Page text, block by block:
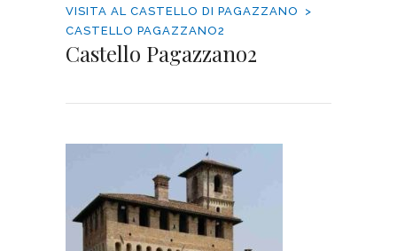
VISITA AL CASTELLO DI PAGAZZANO
CASTELLO PAGAZZANO2
Castello Pagazzano2